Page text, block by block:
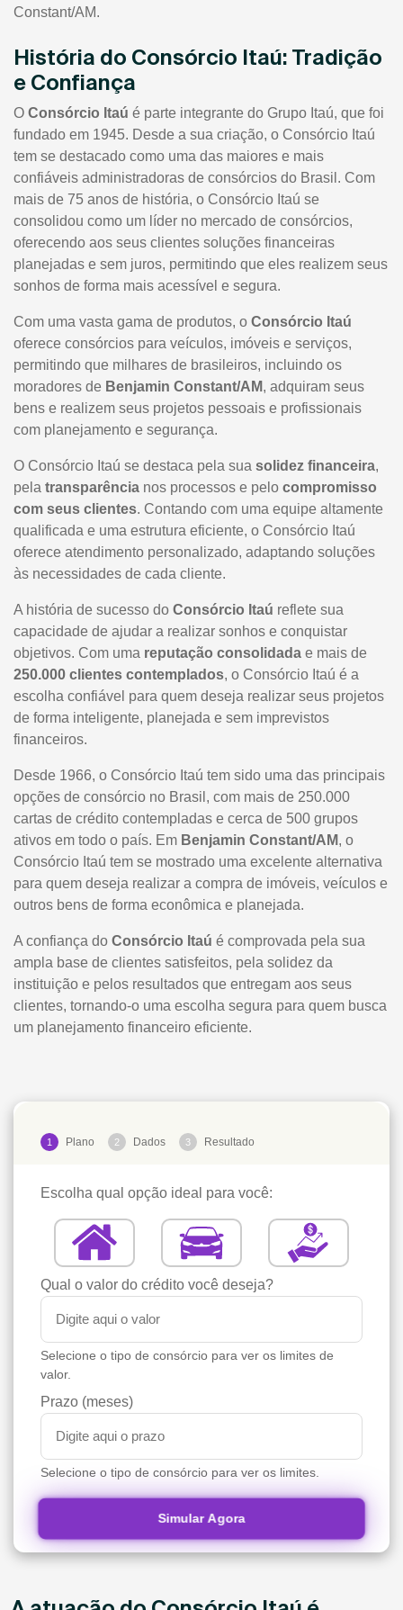
Constant/AM.
História do Consórcio Itaú: Tradição
e Confiança
O Consórcio Itaú é parte integrante do Grupo Itaú, que foi
fundado em 1945. Desde a sua criação, o Consórcio Itaú
tem se destacado como uma das maiores e mais
confiáveis administradoras de consórcios do Brasil. Com
mais de 75 anos de história, o Consórcio Itaú se
consolidou como um líder no mercado de consórcios,
oferecendo aos seus clientes soluções financeiras
planejadas e sem juros, permitindo que eles realizem seus
sonhos de forma mais acessível e segura.
Com uma vasta gama de produtos, o Consórcio Itaú
oferece consórcios para veículos, imóveis e serviços,
permitindo que milhares de brasileiros, incluindo os
moradores de Benjamin Constant/AM, adquiram seus
bens e realizem seus projetos pessoais e profissionais
com planejamento e segurança.
O Consórcio Itaú se destaca pela sua solidez financeira,
pela transparência nos processos e pelo compromisso
com seus clientes. Contando com uma equipe altamente
qualificada e uma estrutura eficiente, o Consórcio Itaú
oferece atendimento personalizado, adaptando soluções
às necessidades de cada cliente.
A história de sucesso do Consórcio Itaú reflete sua
capacidade de ajudar a realizar sonhos e conquistar
objetivos. Com uma reputação consolidada e mais de
250.000 clientes contemplados, o Consórcio Itaú é a
escolha confiável para quem deseja realizar seus projetos
de forma inteligente, planejada e sem imprevistos
financeiros.
Desde 1966, o Consórcio Itaú tem sido uma das principais
opções de consórcio no Brasil, com mais de 250.000
cartas de crédito contempladas e cerca de 500 grupos
ativos em todo o país. Em Benjamin Constant/AM, o
Consórcio Itaú tem se mostrado uma excelente alternativa
para quem deseja realizar a compra de imóveis, veículos e
outros bens de forma econômica e planejada.
A confiança do Consórcio Itaú é comprovada pela sua
ampla base de clientes satisfeitos, pela solidez da
instituição e pelos resultados que entregam aos seus
clientes, tornando-o uma escolha segura para quem busca
um planejamento financeiro eficiente.
1 Plano 2 Dados 3 Resultado
Escolha qual opção ideal para você:
Qual o valor do crédito você deseja?
Selecione o tipo de consórcio para ver os limites de
valor.
Prazo (meses)
Selecione o tipo de consórcio para ver os limites.
Simular Agora